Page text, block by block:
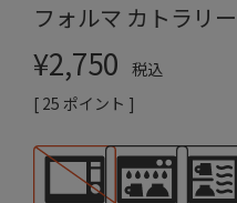
フォルマ カトラリ
¥2,750
税込
[ 25 ポイント ]